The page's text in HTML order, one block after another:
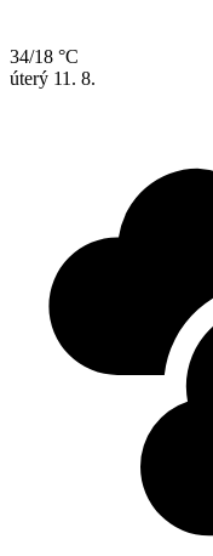
34/18 °C
úterý 11. 8.